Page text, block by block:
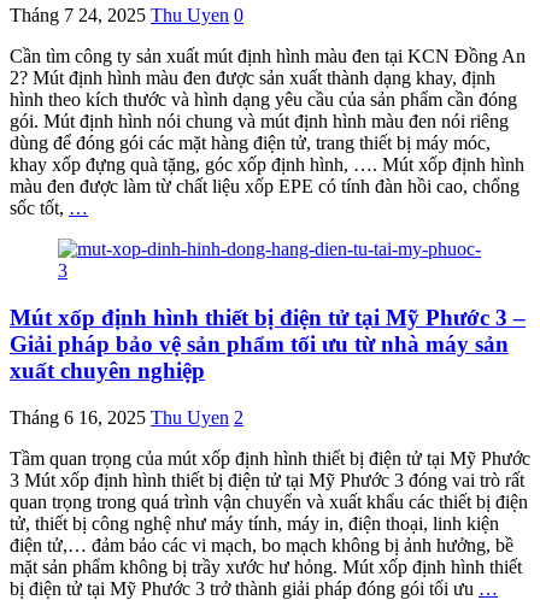
Tháng 7 24, 2025 Thu Uyen 0
Cần tìm công ty sản xuất mút định hình màu đen tại KCN Đồng An
2? Mút định hình màu đen được sản xuất thành dạng khay, định
hình theo kích thước và hình dạng yêu cầu của sản phẩm cần đóng
gói. Mút định hình nói chung và mút định hình màu đen nói riêng
dùng để đóng gói các mặt hàng điện tử, trang thiết bị máy móc,
khay xốp đựng quà tặng, góc xốp định hình, …. Mút xốp định hình
màu đen được làm từ chất liệu xốp EPE có tính đàn hồi cao, chống
sốc tốt, …
Mút xốp định hình thiết bị điện tử tại Mỹ Phước 3 –
Giải pháp bảo vệ sản phẩm tối ưu từ nhà máy sản
xuất chuyên nghiệp
Tháng 6 16, 2025 Thu Uyen 2
Tầm quan trọng của mút xốp định hình thiết bị điện tử tại Mỹ Phước
3 Mút xốp định hình thiết bị điện tử tại Mỹ Phước 3 đóng vai trò rất
quan trọng trong quá trình vận chuyển và xuất khẩu các thiết bị điện
tử, thiết bị công nghệ như máy tính, máy in, điện thoại, linh kiện
điện tử,… đảm bảo các vi mạch, bo mạch không bị ảnh hưởng, bề
mặt sản phẩm không bị trầy xước hư hỏng. Mút xốp định hình thiết
bị điện tử tại Mỹ Phước 3 trở thành giải pháp đóng gói tối ưu …